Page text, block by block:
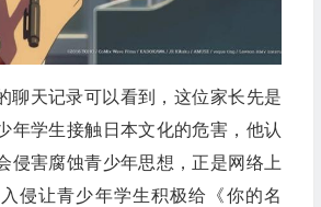
聊天记录可以看到，这位家长先是
年学生接触日本文化的危害，他认
侵害腐蚀青少年思想，正是网络上
侵让青少年学生积极给《你的名